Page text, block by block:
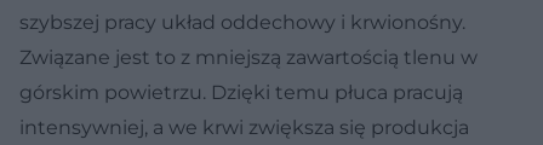
szybszej pracy układ oddechowy i krwionośny.
Związane jest to z mniejszą zawartością tlenu w
górskim powietrzu. Dzięki temu płuca pracują
intensywniej, a we krwi zwiększa się produkcja